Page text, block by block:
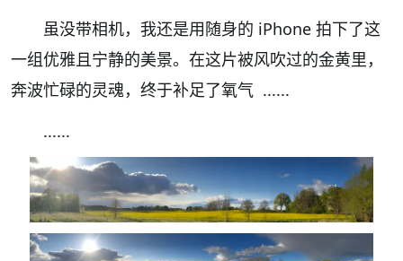
虽没带相机，我还是用随身的 iPhone 拍下了这
一组优雅且宁静的美景。在这片被风吹过的金黄里，
奔波忙碌的灵魂，终于补足了氧气 ......
......